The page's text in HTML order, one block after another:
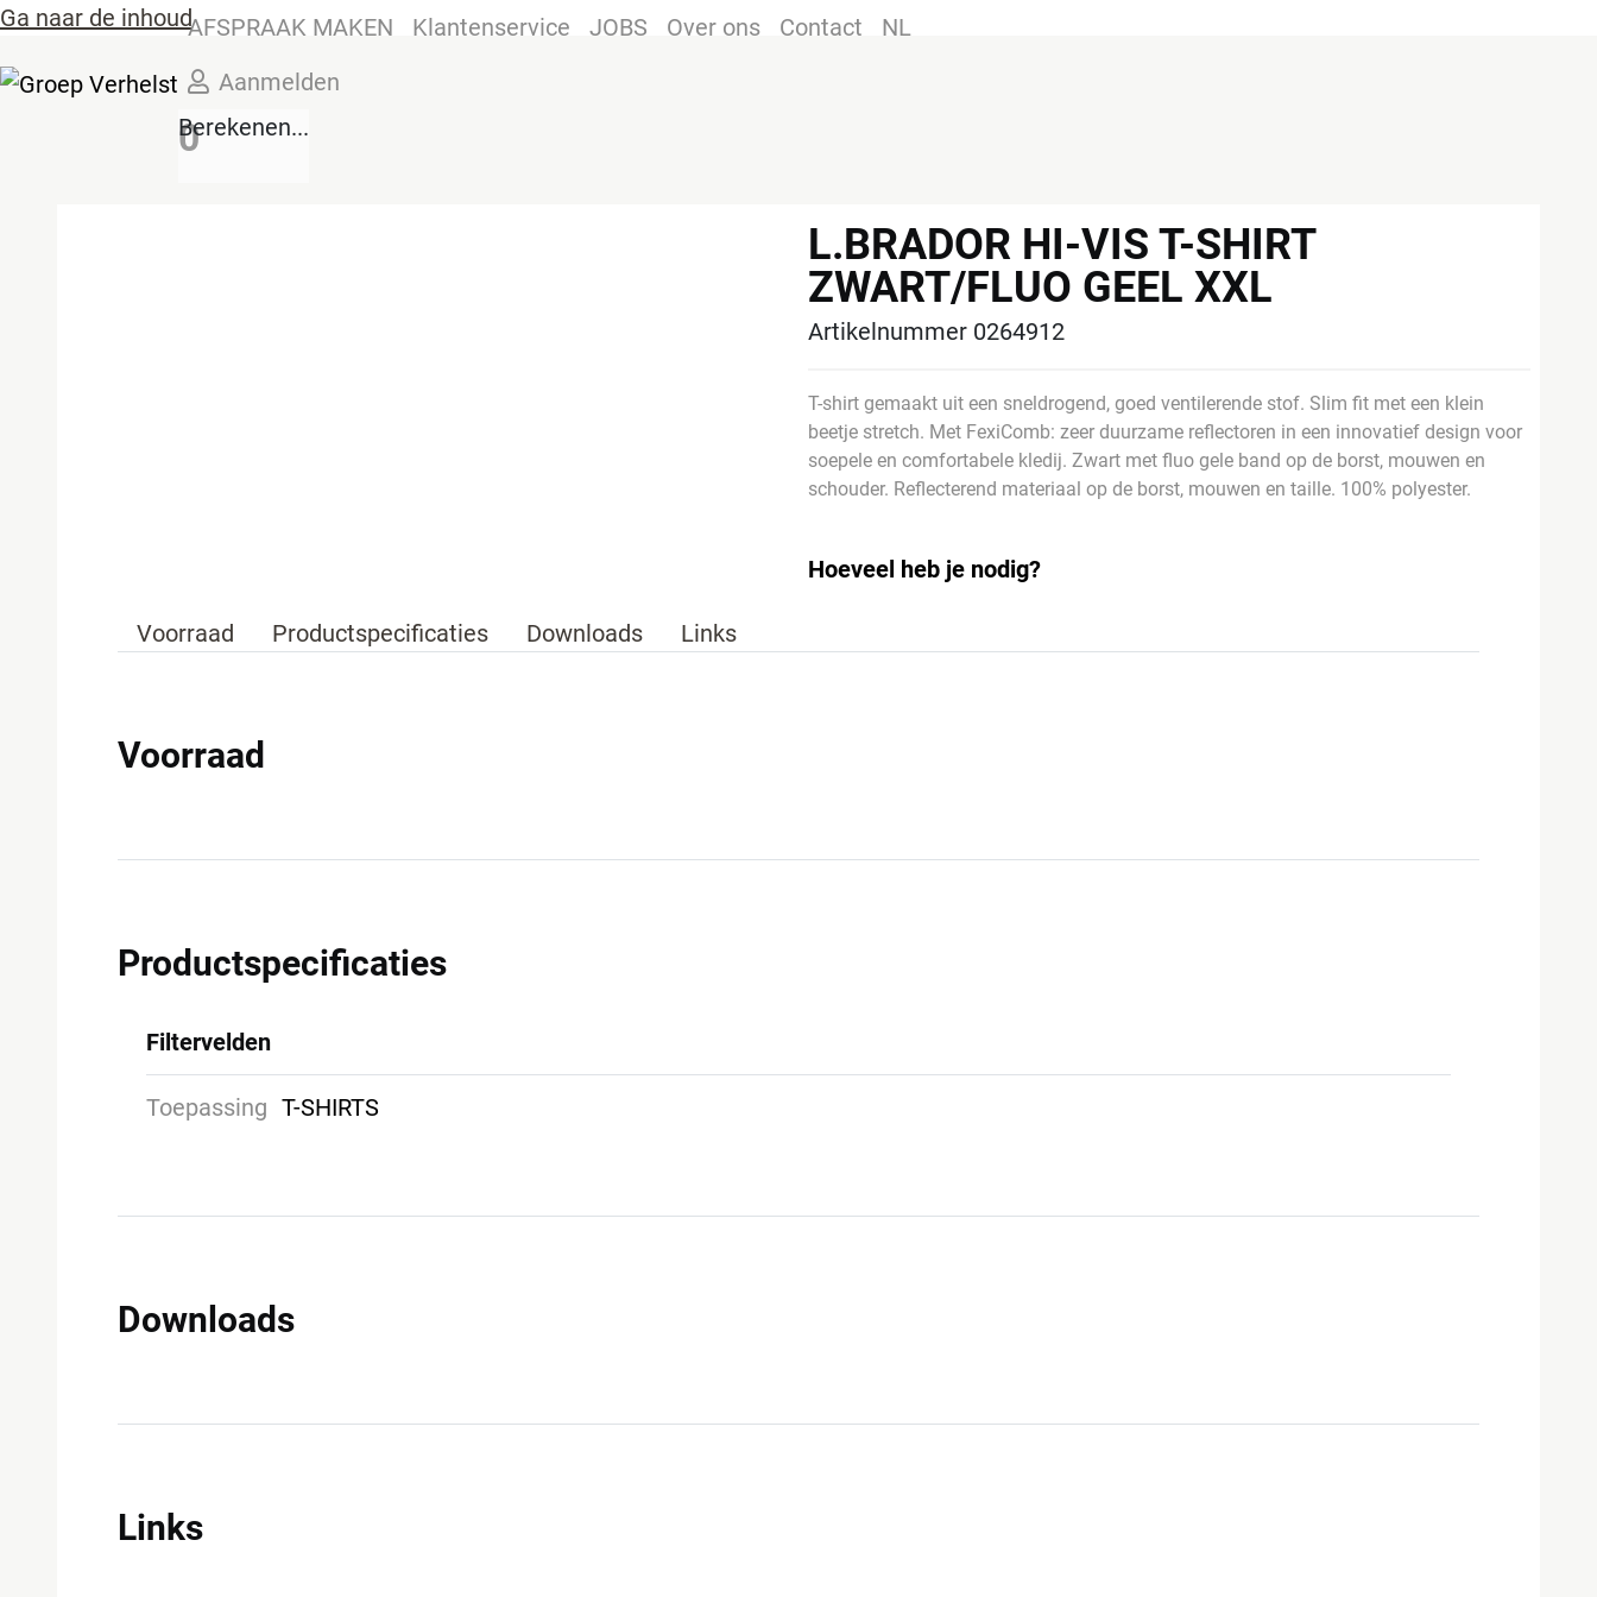
Ga naar de inhoudAFSPRAAK MAKEN Klantenservice JOBS Over ons Contact
NL
Aanmelden
0
Berekenen...
L.BRADOR HI-VIS T-SHIRT
ZWART/FLUO GEEL XXL
Artikelnummer 0264912
T-shirt gemaakt uit een sneldrogend, goed ventilerende stof. Slim fit met een klein
beetje stretch. Met FexiComb: zeer duurzame reflectoren in een innovatief design voor
soepele en comfortabele kledij. Zwart met fluo gele band op de borst, mouwen en
schouder. Reflecterend materiaal op de borst, mouwen en taille. 100% polyester.
Hoeveel heb je nodig?
Voorraad Productspecificaties Downloads Links
Voorraad
Productspecificaties
Filtervelden
Toepassing T-SHIRTS
Downloads
Links